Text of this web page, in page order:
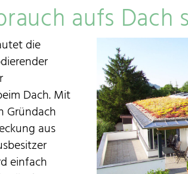
aufs Dach
die
Dach. Mit
Gründach
aus
einfach